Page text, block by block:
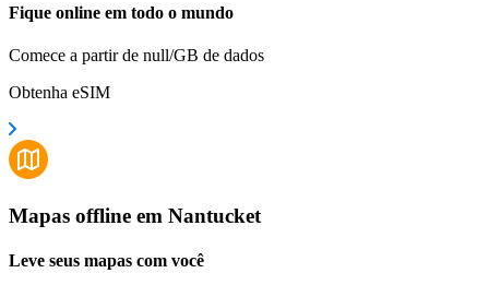
Fique online em todo o mundo
Comece a partir de null/GB de dados
Obtenha eSIM
Mapas offline em Nantucket
Leve seus mapas com você